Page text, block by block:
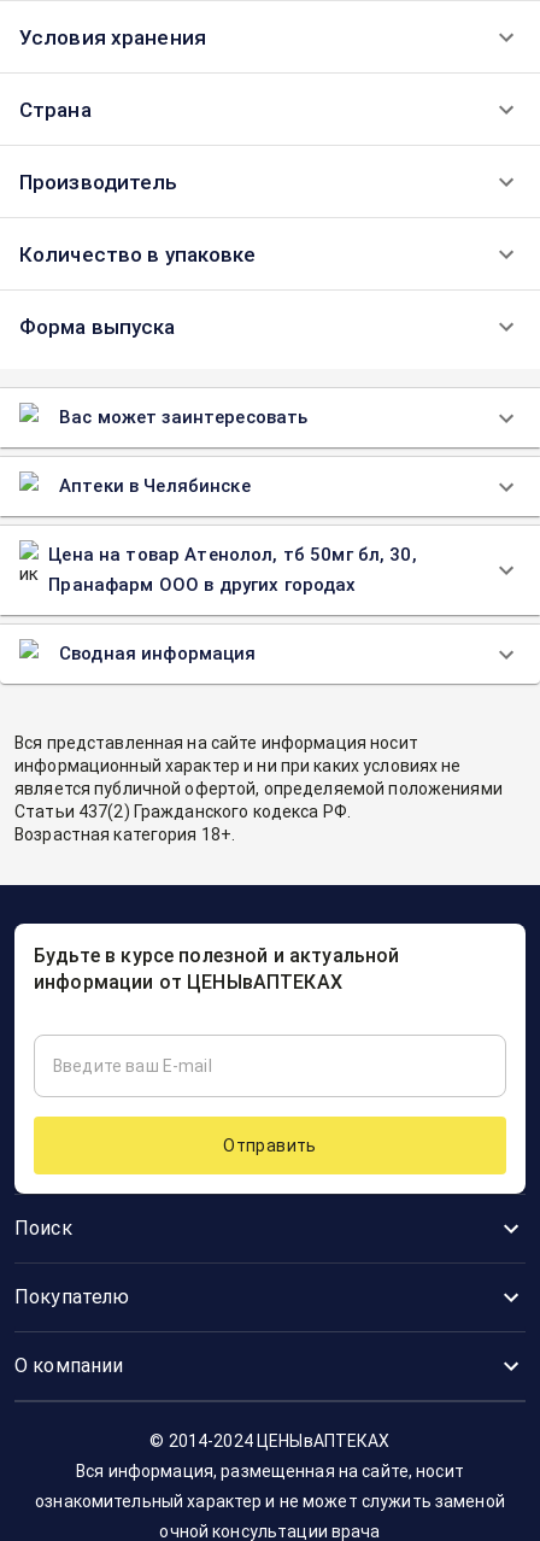
Условия хранения
Страна
Производитель
Количество в упаковке
Форма выпуска
Вас может заинтересовать
Аптеки в Челябинске
Цена на товар Атенолол, тб 50мг бл, 30,
Пранафарм ООО в других городах
Сводная информация
Вся представленная на сайте информация носит
информационный характер и ни при каких условиях не
является публичной офертой, определяемой положениями
Статьи 437(2) Гражданского кодекса РФ.
Возрастная категория 18+.
Поиск
Покупателю
О компании
Будьте в курсе полезной и актуальной
информации от ЦЕНЫвАПТЕКАХ
Отправить
© 2014-2024 ЦЕНЫвАПТЕКАХ
Вся информация, размещенная на сайте, носит
ознакомительный характер и не может служить заменой
очной консультации врача